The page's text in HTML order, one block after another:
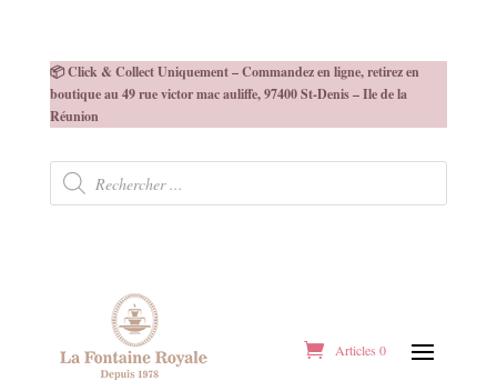
📦 Click & Collect Uniquement – Commandez en ligne, retirez en
boutique au 49 rue victor mac auliffe, 97400 St-Denis – Ile de la
Réunion
Recherche
produits
Articles 0